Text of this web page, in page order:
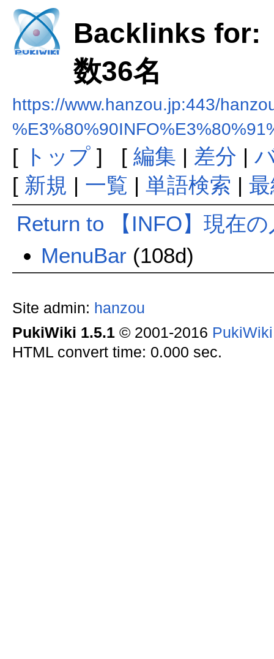
Backlinks for:
数36名
https://www.hanzou.jp:443/
[ トップ] [ 編集 | 差分 |
[ 新規 | 一覧 | 単語検索 |
Return to 【INFO】現在
MenuBar (108d)
Site admin: hanzou
PukiWiki 1.5.1© 2001-2016
HTML convert time: 0.000 sec.